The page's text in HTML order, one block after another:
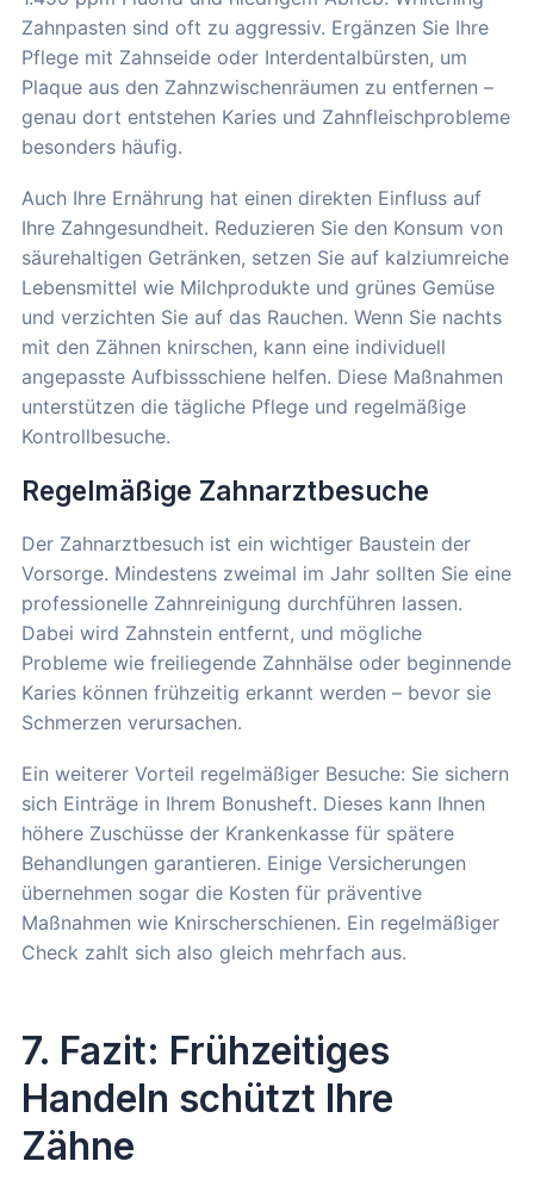
Zahnpasten sind oft zu aggressiv. Ergänzen Sie Ihre
Pflege mit Zahnseide oder Interdentalbürsten, um
Plaque aus den Zahnzwischenräumen zu entfernen –
genau dort entstehen Karies und Zahnfleischprobleme
besonders häufig.
Auch Ihre Ernährung hat einen direkten Einfluss auf
Ihre Zahngesundheit. Reduzieren Sie den Konsum von
säurehaltigen Getränken, setzen Sie auf kalziumreiche
Lebensmittel wie Milchprodukte und grünes Gemüse
und verzichten Sie auf das Rauchen. Wenn Sie nachts
mit den Zähnen knirschen, kann eine individuell
angepasste Aufbissschiene helfen. Diese Maßnahmen
unterstützen die tägliche Pflege und regelmäßige
Kontrollbesuche.
Regelmäßige Zahnarztbesuche
Der Zahnarztbesuch ist ein wichtiger Baustein der
Vorsorge. Mindestens zweimal im Jahr sollten Sie eine
professionelle Zahnreinigung durchführen lassen.
Dabei wird Zahnstein entfernt, und mögliche
Probleme wie freiliegende Zahnhälse oder beginnende
Karies können frühzeitig erkannt werden – bevor sie
Schmerzen verursachen.
Ein weiterer Vorteil regelmäßiger Besuche: Sie sichern
sich Einträge in Ihrem Bonusheft. Dieses kann Ihnen
höhere Zuschüsse der Krankenkasse für spätere
Behandlungen garantieren. Einige Versicherungen
übernehmen sogar die Kosten für präventive
Maßnahmen wie Knirscherschienen. Ein regelmäßiger
Check zahlt sich also gleich mehrfach aus.
7. Fazit: Frühzeitiges
Handeln schützt Ihre
Zähne